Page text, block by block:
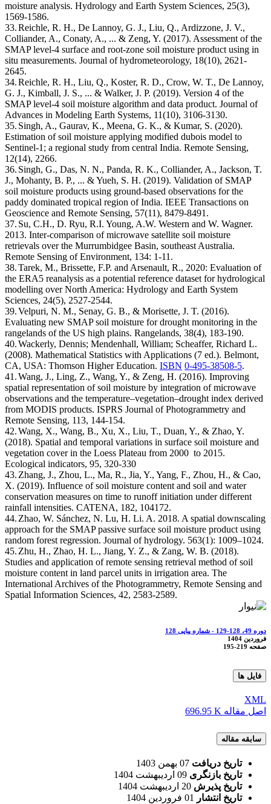
moisture analysis. Hydrology and Earth System Sciences, 25(3),
1569-1586.
33.Reichle, R. H., De Lannoy, G. J., Liu, Q., Ardizzone, J. V.,
Colliander, A., Conaty, A., ... & Zeng, Y. (2017). Assessment of the
SMAP level-4 surface and root-zone soil moisture product using in
situ measurements. Journal of hydrometeorology, 18(10), 2621-
2645.
34.Reichle, R. H., Liu, Q., Koster, R. D., Crow, W. T., De Lannoy,
G. J., Kimball, J. S., ... & Walker, J. P. (2019). Version 4 of the
SMAP level‐4 soil moisture algorithm and data product. Journal of
Advances in Modeling Earth Systems, 11(10), 3106-3130.
35. Singh, A., Gaurav, K., Meena, G. K., & Kumar, S. (2020).
Estimation of soil moisture applying modified dubois model to
Sentinel-1; a regional study from central India. Remote Sensing,
12(14), 2266.
36. Singh, G., Das, N. N., Panda, R. K., Colliander, A., Jackson, T.
J., Mohanty, B. P., ... & Yueh, S. H. (2019). Validation of SMAP
soil moisture products using ground-based observations for the
paddy dominated tropical region of India. IEEE Transactions on
Geoscience and Remote Sensing, 57(11), 8479-8491.
37. Su, C.H., D. Ryu, R.I. Young, A.W. Western and W. Wagner.
2013. Inter-comparison of microwave satellite soil moisture
retrievals over the Murrumbidgee Basin, southeast Australia.
Remote Sensing of Environment, 134: 1-11.
38.Tarek, M., Brissette, F.P. and Arsenault, R., 2020: Evaluation of
the ERA5 reanalysis as a potential reference dataset for hydrological
modelling over North America: Hydrology and Earth System
Sciences, 24(5), 2527-2544.
39.Velpuri, N. M., Senay, G. B., & Morisette, J. T. (2016).
Evaluating new SMAP soil moisture for drought monitoring in the
rangelands of the US high plains. Rangelands, 38(4), 183-190.
40.Wackerly, Dennis; Mendenhall, William; Scheaffer, Richard L.
(2008). Mathematical Statistics with Applications (7 ed.). Belmont,
CA, USA: Thomson Higher Education. ISBN 0-495-38508-5.
41.Wang, J., Ling, Z., Wang, Y., & Zeng, H. (2016). Improving
spatial representation of soil moisture by integration of microwave
observations and the temperature–vegetation–drought index derived
from MODIS products. ISPRS Journal of Photogrammetry and
Remote Sensing, 113, 144-154.
42.Wang, X., Wang, B., Xu, X., Liu, T., Duan, Y., & Zhao, Y.
(2018). Spatial and temporal variations in surface soil moisture and
vegetation cover in the Loess Plateau from 2000 to 2015.
Ecological indicators, 95, 320-330
43. Zhang, J., Zhou, L., Ma, R., Jia, Y., Yang, F., Zhou, H., & Cao,
X. (2019). Influence of soil moisture content and soil and water
conservation measures on time to runoff initiation under different
rainfall intensities. CATENA, 182, 104172.
44. Zhao, W. Sánchez, N. Lu, H. Li. A. 2018. A spatial downscaling
approach for the SMAP passive surface soil moisture product using
random forest regression. Journal of hydrology. 563(1): 1009–1024.
45. Zhu, H., Zhao, H. L., Jiang, Y. Z., & Zang, W. B. (2018).
Studies and application of remote sensing retrieval method of soil
moisture content in land parcel units in irrigation area. The
International Archives of the Photogrammetry, Remote Sensing and
Spatial Information Sciences, 42, 2583-2589.
دوره 49، 128-129 - شماره پیاپی 128
فروردین 1404
صفحه 195-219
فایل ها
XML
اصل مقاله 696.95 K
سابقه مقاله
تاریخ دریافت 07 بهمن 1403
تاریخ بازنگری 09 اردیبهشت 1404
تاریخ پذیرش 20 اردیبهشت 1404
تاریخ انتشار
01 فروردین 1404